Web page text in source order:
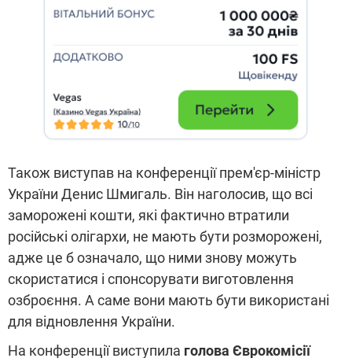
Також виступав на конференції прем'єр-міністр
України Денис Шмигаль. Він наголосив, що всі
заморожені кошти, які фактично втратили
російські олігархи, не мають бути розморожені,
адже це б означало, що ними знову можуть
скористатися і спонсорувати виготовлення
озброєння. А саме вони мають бути використані
для відновлення України.
На конференції виступила голова Єврокомісії